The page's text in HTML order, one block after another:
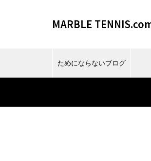
MARBLE
ためにならないブログ
ビーチ